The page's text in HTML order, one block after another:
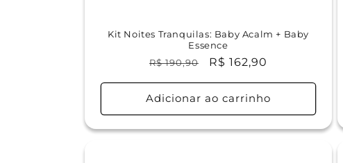
Kit Noites Tranquilas: Baby Acalm + Baby
Essence
Preço
normal
R$ 190,90
Preço
promocional
R$ 162,90
Adicionar ao carrinho